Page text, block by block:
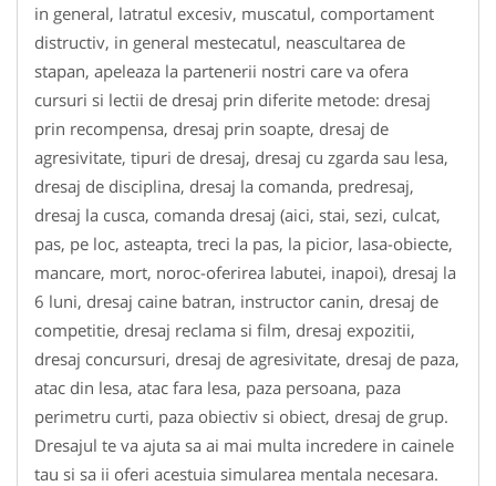
in general, latratul excesiv, muscatul, comportament
distructiv, in general mestecatul, neascultarea de
stapan, apeleaza la partenerii nostri care va ofera
cursuri si lectii de dresaj prin diferite metode: dresaj
prin recompensa, dresaj prin soapte, dresaj de
agresivitate, tipuri de dresaj, dresaj cu zgarda sau lesa,
dresaj de disciplina, dresaj la comanda, predresaj,
dresaj la cusca, comanda dresaj (aici, stai, sezi, culcat,
pas, pe loc, asteapta, treci la pas, la picior, lasa-obiecte,
mancare, mort, noroc-oferirea labutei, inapoi), dresaj la
6 luni, dresaj caine batran, instructor canin, dresaj de
competitie, dresaj reclama si film, dresaj expozitii,
dresaj concursuri, dresaj de agresivitate, dresaj de paza,
atac din lesa, atac fara lesa, paza persoana, paza
perimetru curti, paza obiectiv si obiect, dresaj de grup.
Dresajul te va ajuta sa ai mai multa incredere in cainele
tau si sa ii oferi acestuia simularea mentala necesara.